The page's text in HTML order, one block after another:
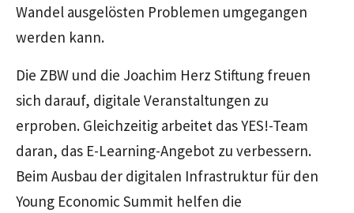
Wandel ausgelösten Problemen umgegangen
werden kann.
Die ZBW und die Joachim Herz Stiftung freuen
sich darauf, digitale Veranstaltungen zu
erproben. Gleichzeitig arbeitet das YES!-Team
daran, das E-Learning-Angebot zu verbessern.
Beim Ausbau der digitalen Infrastruktur für den
Young Economic Summit helfen die